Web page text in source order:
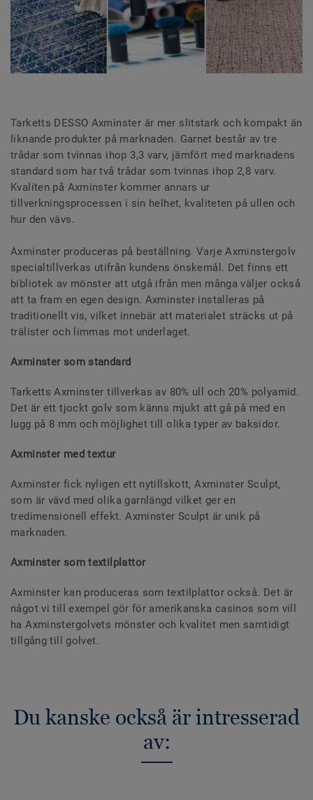
Tarketts DESSO Axminster är mer slitstark och kompakt än
liknande produkter på marknaden. Garnet består av tre
trådar som tvinnas ihop 3,3 varv, jämfört med marknadens
standard som har två trådar som tvinnas ihop 2,8 varv.
Kvaliten på Axminster kommer annars ur
tillverkningsprocessen i sin helhet, kvaliteten på ullen och
hur den vävs.
Axminster produceras på beställning. Varje Axminstergolv
specialtillverkas utifrån kundens önskemål. Det finns ett
bibliotek av mönster att utgå ifrån men många väljer också
att ta fram en egen design. Axminster installeras på
traditionellt vis, vilket innebär att materialet sträcks ut på
trälister och limmas mot underlaget.
Axminster som standard
Tarketts Axminster tillverkas av 80% ull och 20% polyamid.
Det är ett tjockt golv som känns mjukt att gå på med en
lugg på 8 mm och möjlighet till olika typer av baksidor.
Axminster med textur
Axminster fick nyligen ett nytillskott, Axminster Sculpt,
som är vävd med olika garnlängd vilket ger en
tredimensionell effekt. Axminster Sculpt är unik på
marknaden.
Axminster som textilplattor
Axminster kan produceras som textilplattor också. Det är
något vi till exempel gör för amerikanska casinos som vill
ha Axminstergolvets mönster och kvalitet men samtidigt
tillgång till golvet.
Du kanske också är intresserad
av: